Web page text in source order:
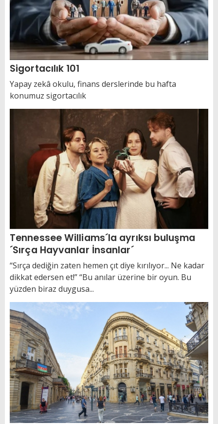
Sigortacılık 101
Yapay zekâ okulu, finans derslerinde bu hafta
konumuz sigortacılık
Tennessee Williams´la ayrıksı buluşma
´Sırça Hayvanlar İnsanlar´
“Sırça dediğin zaten hemen çıt diye kırılıyor... Ne kadar
dikkat edersen et!” “Bu anılar üzerine bir oyun. Bu
yüzden biraz duygusa...